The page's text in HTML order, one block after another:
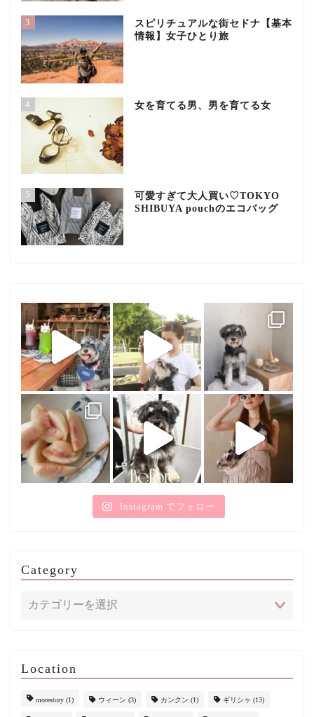
3
スピリチュアルな街セドナ【基本
情報】女子ひとり旅
4 女を育てる男、男を育てる女
5
可愛すぎて大人買い♡TOKYO
SHIBUYA pouchのエコバッグ
Instagram でフォロー
Category
Location
morestory (1) ウィーン (3) カンクン (1) ギリシャ (13)